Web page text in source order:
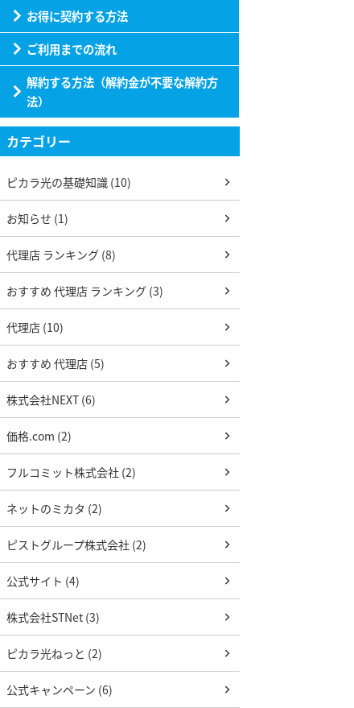
お得に契約する方法
ご利用までの流れ
解約する方法（解約金が不要な解約方
法）
カテゴリー
ピカラ光の基礎知識 (10)
お知らせ (1)
代理店 ランキング (8)
おすすめ 代理店 ランキング (3)
代理店 (10)
おすすめ 代理店 (5)
株式会社NEXT (6)
価格.com (2)
フルコミット株式会社 (2)
ネットのミカタ (2)
ピストグループ株式会社 (2)
公式サイト (4)
株式会社STNet (3)
ピカラ光ねっと (2)
公式キャンペーン (6)